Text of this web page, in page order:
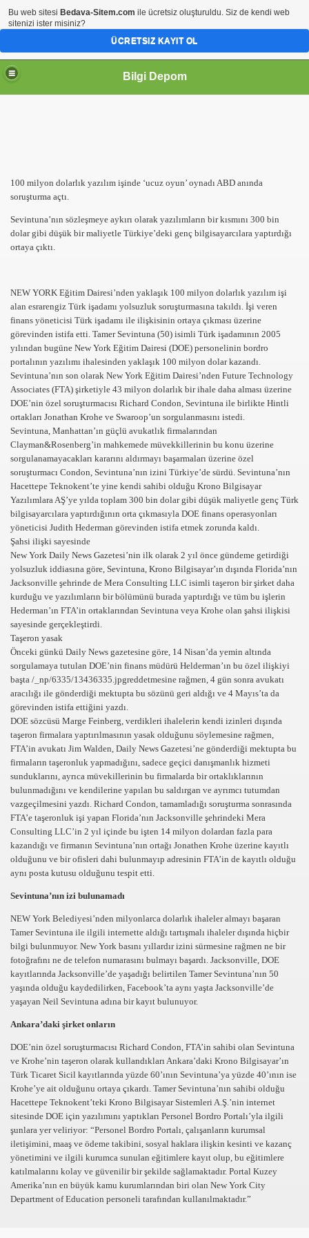
Bilgi Depom
100 milyon dolarlık yazılım işinde ‘ucuz oyun’ oynadı ABD anında
soruşturma açtı.
Sevintuna’nın sözleşmeye aykırı olarak yazılımların bir kısmını 300 bin
dolar gibi düşük bir maliyetle Türkiye’deki genç bilgisayarcılara yaptırdığı
ortaya çıktı.
NEW YORK Eğitim Dairesi’nden yaklaşık 100 milyon dolarlık yazılım işi
alan esrarengiz Türk işadamı yolsuzluk soruşturmasına takıldı. İşi veren
finans yöneticisi Türk işadamı ile ilişkisinin ortaya çıkması üzerine
görevinden istifa etti. Tamer Sevintuna (50) isimli Türk işadamının 2005
yılından bugüne New York Eğitim Dairesi (DOE) personelinin bordro
portalının yazılımı ihalesinden yaklaşık 100 milyon dolar kazandı.
Sevintuna’nın son olarak New York Eğitim Dairesi’nden Future Technology
Associates (FTA) şirketiyle 43 milyon dolarlık bir ihale daha alması üzerine
DOE’nin özel soruşturmacısı Richard Condon, Sevintuna ile birlikte Hintli
ortakları Jonathan Krohe ve Swaroop’un sorgulanmasını istedi.
Sevintuna, Manhattan’ın güçlü avukatlık firmalarından
Clayman&Rosenberg’in mahkemede müvekkillerinin bu konu üzerine
sorgulanamayacakları kararını aldırmayı başarmaları üzerine özel
soruşturmacı Condon, Sevintuna’nın izini Türkiye’de sürdü. Sevintuna’nın
Hacettepe Teknokent’te yine kendi sahibi olduğu Krono Bilgisayar
Yazılımlara AŞ’ye yılda toplam 300 bin dolar gibi düşük maliyetle genç Türk
bilgisayarcılara yaptırdığının orta çıkmasıyla DOE finans operasyonları
yöneticisi Judith Hederman görevinden istifa etmek zorunda kaldı.
Şahsi ilişki sayesinde
New York Daily News Gazetesi’nin ilk olarak 2 yıl önce gündeme getirdiği
yolsuzluk iddiasına göre, Sevintuna, Krono Bilgisayar’ın dışında Florida’nın
Jacksonville şehrinde de Mera Consulting LLC isimli taşeron bir şirket daha
kurduğu ve yazılımların bir bölümünü burada yaptırdığı ve tüm bu işlerin
Hederman’ın FTA’in ortaklarından Sevintuna veya Krohe olan şahsi ilişkisi
sayesinde gerçekleştirdi.
Taşeron yasak
Önceki günkü Daily News gazetesine göre, 14 Nisan’da yemin altında
sorgulamaya tutulan DOE’nin finans müdürü Helderman’ın bu özel ilişkiyi
başta /_np/6335/13436335.jpgreddetmesine rağmen, 4 gün sonra avukatı
aracılığı ile gönderdiği mektupta bu sözünü geri aldığı ve 4 Mayıs’ta da
görevinden istifa ettiğini yazdı.
DOE sözcüsü Marge Feinberg, verdikleri ihalelerin kendi izinleri dışında
taşeron firmalara yaptırılmasının yasak olduğunu söylemesine rağmen,
FTA’in avukatı Jim Walden, Daily News Gazetesi’ne gönderdiği mektupta bu
firmaların taşeronluk yapmadığını, sadece geçici danışmanlık hizmeti
sunduklarını, ayrıca müvekillerinin bu firmalarda bir ortaklıklarının
bulunmadığını ve kendilerine yapılan bu saldırgan ve ayrımcı tutumdan
vazgeçilmesini yazdı. Richard Condon, tamamladığı soruşturma sonrasında
FTA’e taşeronluk işi yapan Florida’nın Jacksonville şehrindeki Mera
Consulting LLC’in 2 yıl içinde bu işten 14 milyon dolardan fazla para
kazandığı ve firmanın Sevintuna’nın ortağı Jonathen Krohe üzerine kayıtlı
olduğunu ve bir ofisleri dahi bulunmayıp adresinin FTA’in de kayıtlı olduğu
aynı posta kutusu olduğunu tespit etti.
Sevintuna’nın izi bulunamadı
NEW York Belediyesi’nden milyonlarca dolarlık ihaleler almayı başaran
Tamer Sevintuna ile ilgili internette aldığı tartışmalı ihaleler dışında hiçbir
bilgi bulunmuyor. New York basını yıllardır izini sürmesine rağmen ne bir
fotoğrafını ne de telefon numarasını bulmayı başardı. Jacksonville, DOE
kayıtlarında Jacksonville’de yaşadığı belirtilen Tamer Sevintuna’nın 50
yaşında olduğu kaydedilirken, Facebook’ta aynı yaşta Jacksonville’de
yaşayan Neil Sevintuna adına bir kayıt bulunuyor.
Ankara’daki şirket onların
DOE’nin özel soruşturmacısı Richard Condon, FTA’in sahibi olan Sevintuna
ve Krohe’nin taşeron olarak kullandıkları Ankara’daki Krono Bilgisayar’ın
Türk Ticaret Sicil kayıtlarında yüzde 60’ının Sevintuna’ya yüzde 40’ının ise
Krohe’ye ait olduğunu ortaya çıkardı. Tamer Sevintuna’nın sahibi olduğu
Hacettepe Teknokent’teki Krono Bilgisayar Sistemleri A.Ş.’nin internet
sitesinde DOE için yazılımını yaptıkları Personel Bordro Portalı’yla ilgili
şunlara yer veliriyor: “Personel Bordro Portalı, çalışanların kurumsal
iletişimini, maaş ve ödeme takibini, sosyal haklara ilişkin kesinti ve kazanç
yönetimini ve ilgili kurumca sunulan eğitimlere kayıt olup, bu eğitimlere
katılmalarını kolay ve güvenilir bir şekilde sağlamaktadır. Portal Kuzey
Amerika’nın en büyük kamu kurumlarından biri olan New York City
Department of Education personeli tarafından kullanılmaktadır.”
Bu web sitesi Bedava-Sitem.com ile ücretsiz oluşturuldu. Siz de kendi web
sitenizi ister misiniz?
ÜCRETSIZ KAYIT OL